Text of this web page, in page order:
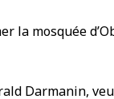
la mosquée
Darmanin,